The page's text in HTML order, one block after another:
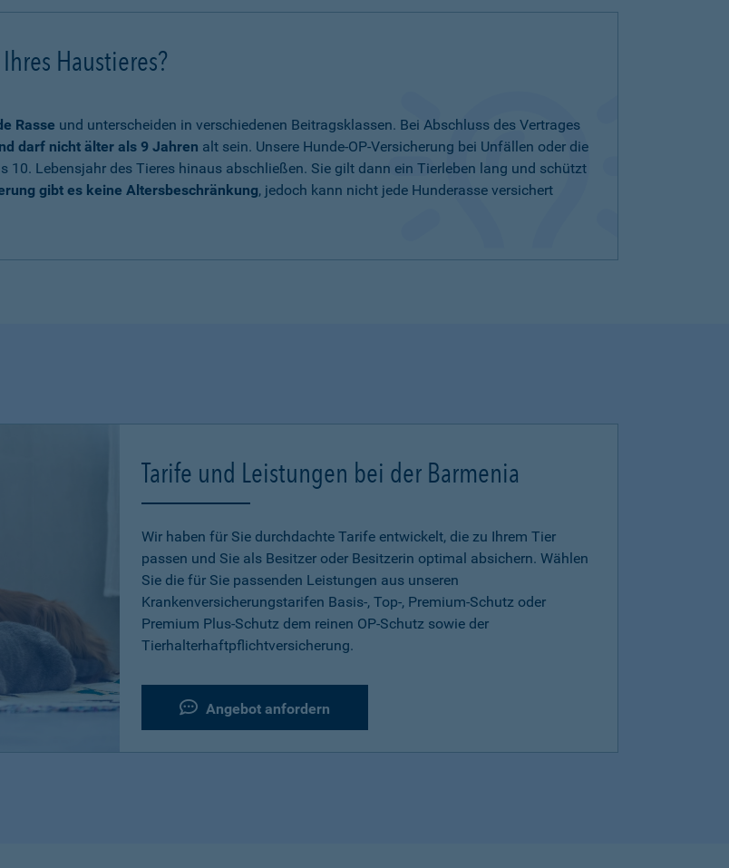
Haustieres?
Rasse und unterscheiden in verschiedenen Beitragsklassen. Bei Abschluss des Vertrages
darf nicht älter als 9 Jahren alt sein. Unsere Hunde-OP-Versicherung bei Unfällen oder die
10. Lebensjahr des Tieres hinaus abschließen. Sie gilt dann ein Tierleben lang und schützt
gibt es keine Altersbeschränkung, jedoch kann nicht jede Hunderasse versichert
Tarife und Leistungen bei der Barmenia
Wir haben für Sie durchdachte Tarife entwickelt, die zu Ihrem Tier
passen und Sie als Besitzer oder Besitzerin optimal absichern. Wählen
Sie die für Sie passenden Leistungen aus unseren
Krankenversicherungstarifen Basis-, Top-, Premium-Schutz oder
Premium Plus-Schutz dem reinen OP-Schutz sowie der
Tierhalterhaftpflichtversicherung.
Angebot anfordern